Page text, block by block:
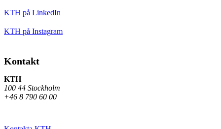
KTH på LinkedIn
KTH på Instagram
Kontakt
KTH
100 44 Stockholm
+46 8 790 60 00